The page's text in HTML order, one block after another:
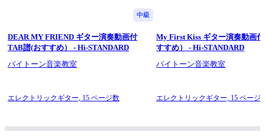
中級
DEAR MY FRIEND ギター演奏動画付
TAB譜(おすすめ） - Hi-STANDARD
バイトーン音楽教室
エレクトリックギター, 15 ページ数
My First Kiss ギター演奏動画
すすめ） - Hi-STANDARD
バイトーン音楽教室
エレクトリックギター, 15 ページ